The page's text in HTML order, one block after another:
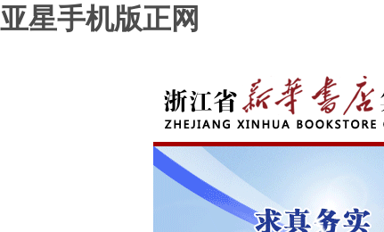
亚星手机版正网